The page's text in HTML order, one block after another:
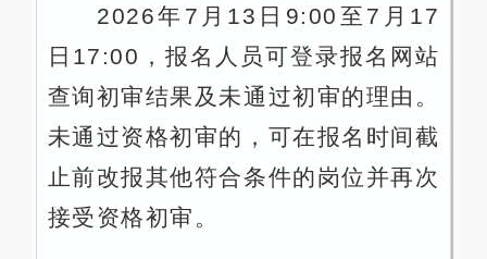
2026年7月13日9:00至7月17
日17:00，报名人员可登录报名网站
查询初审结果及未通过初审的理由。
未通过资格初审的，可在报名时间截
止前改报其他符合条件的岗位并再次
接受资格初审。